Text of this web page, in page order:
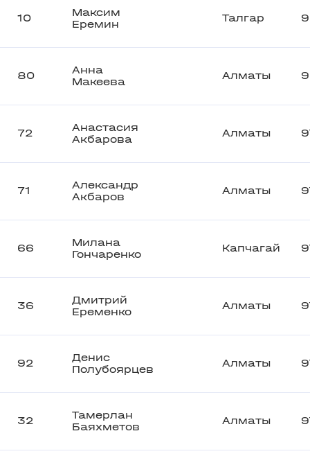
10
Максим
Еремин
Талгар
80
Анна
Макеева
Алматы
72
Анастасия
Акбарова
Алматы
71
Александр
Акбаров
Алматы
66
Милана
Гончаренко
Капчагай
36
Дмитрий
Еременко
Алматы
92
Денис
Полубоярцев
Алматы
32
Тамерлан
Баяхметов
Алматы